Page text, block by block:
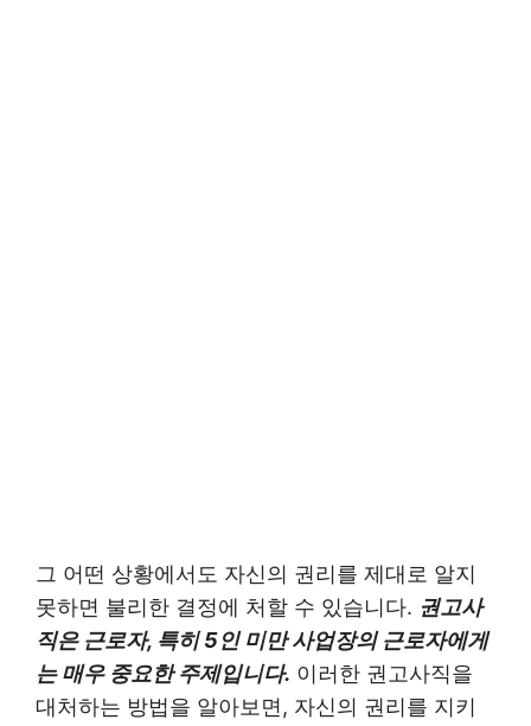
그 어떤 상황에서도 자신의 권리를 제대로 알지
못하면 불리한 결정에 처할 수 있습니다. 권고사
직은 근로자, 특히 5인 미만 사업장의 근로자에게
는 매우 중요한 주제입니다. 이러한 권고사직을
대처하는 방법을 알아보면, 자신의 권리를 지키